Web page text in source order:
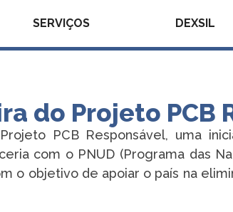
SERVIÇOS DEXSIL
do Projeto PCB
PCB Responsável, uma
com o PNUD (Programa das
o objetivo de apoiar o país na